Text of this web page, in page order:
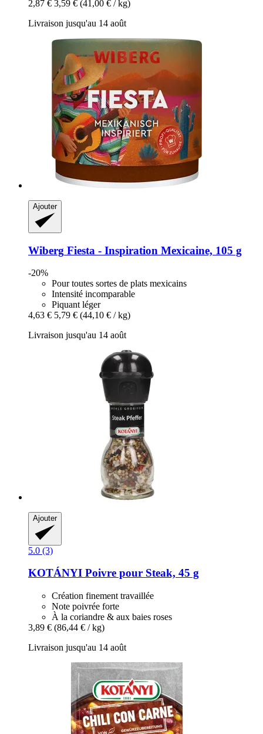
2,87 € 3,59 € (41,00 € / kg)
Livraison jusqu'au 14 août
Ajouter
Wiberg Fiesta -​ Inspiration Mexicaine, 105 g
-20%
Pour toutes sortes de plats mexicains
Intensité incomparable
Piquant léger
4,63 € 5,79 € (44,10 € / kg)
Livraison jusqu'au 14 août
Ajouter
5.0 (3)
KOTÁNYI Poivre pour Steak, 45 g
Création finement travaillée
Note poivrée forte
À la coriandre & aux baies roses
3,89 € (86,44 € / kg)
Livraison jusqu'au 14 août